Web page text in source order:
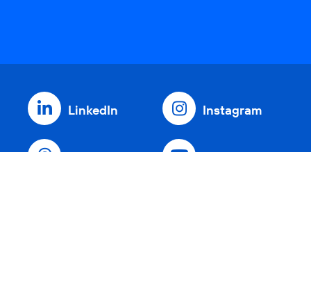
LinkedIn Instagram
Threads YouTube